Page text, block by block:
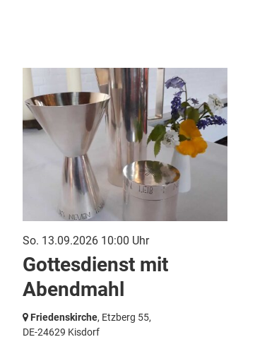
So. 13.09.2026 10:00 Uhr
Gottesdienst mit
Abendmahl
Friedenskirche, Etzberg 55,
DE-24629 Kisdorf